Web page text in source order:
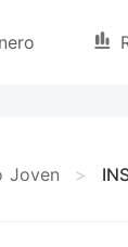
Joven >